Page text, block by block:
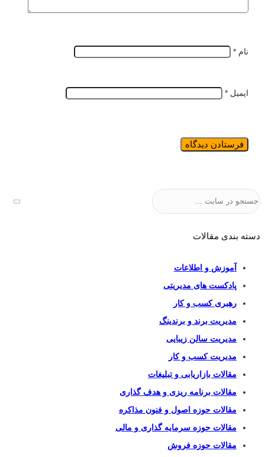
نام *
ایمیل *
جستجو
دسته بندی مقالات
آموزش و اطلاعات
پادکست های مدیریتی
رهبری کسب و کار
مدیریت برند و برندینگ
مدیریت سالن زیبایی
مدیریت کسب و کار
مقالات بازاریابی و تبلیغات
مقالات برنامه ریزی و هدف گذاری
مقالات حوزه اصول و فنون مذاکره
مقالات حوزه سرمایه گذاری و مالی
مقالات حوزه فروش